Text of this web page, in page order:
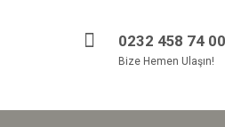
0232 458 74 00
Bize Hemen Ulaşın!